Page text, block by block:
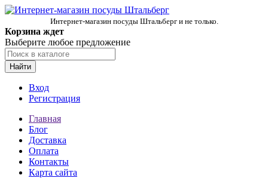
Интернет-магазин посуды Штальберг и не только.
Корзина ждет
Выберите любое предложение
Найти
Вход
Регистрация
Главная
Блог
Доставка
Оплата
Контакты
Карта сайта